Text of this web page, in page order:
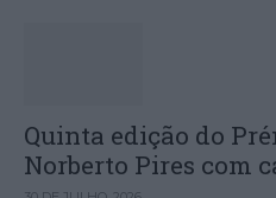
Quinta edição do
Norberto Pires com